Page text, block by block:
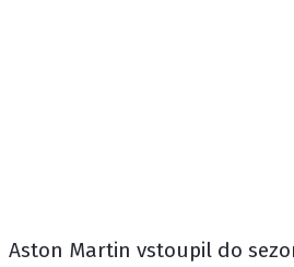
Aston Martin vstoupil do